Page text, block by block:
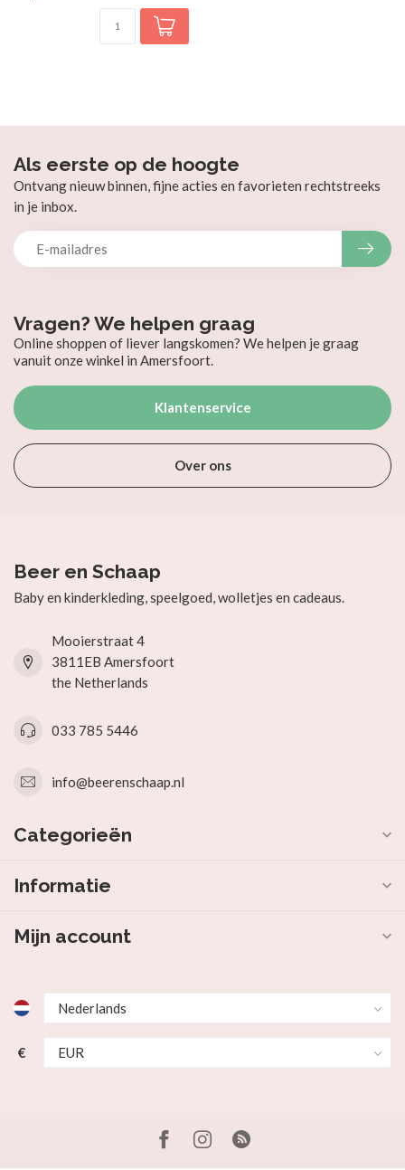
Vragen? We helpen graag
Online shoppen of liever langskomen? We helpen je graag
vanuit onze winkel in Amersfoort.
Klantenservice
Over ons
Als eerste op de hoogte
Ontvang nieuw binnen, fijne acties en favorieten rechtstreeks
in je inbox.
Beer en Schaap
Baby en kinderkleding, speelgoed, wolletjes en cadeaus.
Mooierstraat 4
3811EB Amersfoort
the Netherlands
033 785 5446
info@beerenschaap.nl
Categorieën
Informatie
Mijn account
€